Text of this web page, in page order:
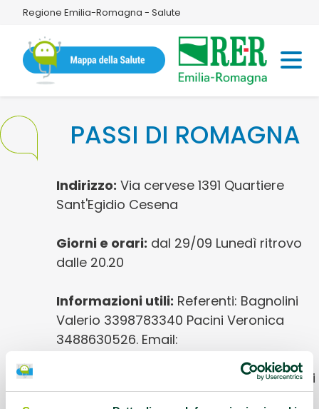
Regione Emilia-Romagna - Salute
PASSI DI ROMAGNA
Indirizzo: Via cervese 1391 Quartiere
Sant'Egidio Cesena
Giorni e orari: dal 29/09 Lunedì ritrovo
dalle 20.20
Informazioni utili: Referenti: Bagnolini
Valerio 3398783340 Pacini Veronica
3488630526. Email:
valeriobagnolini64@gmail.com Presente
gruppo Whatsapp dove verranno inseriti
i partecipanti, comunicato gli